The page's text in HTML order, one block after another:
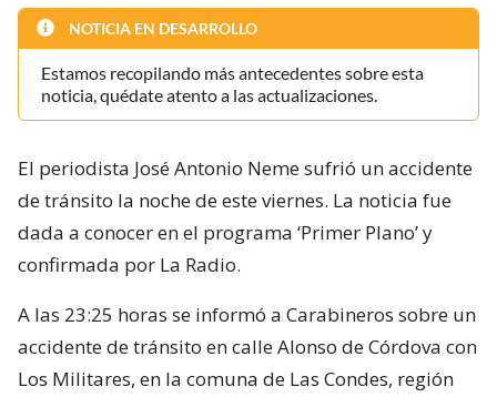
NOTICIA EN DESARROLLO
Estamos recopilando más antecedentes sobre esta
noticia, quédate atento a las actualizaciones.
El periodista José Antonio Neme sufrió un accidente
de tránsito la noche de este viernes. La noticia fue
dada a conocer en el programa ‘Primer Plano’ y
confirmada por La Radio.
A las 23:25 horas se informó a Carabineros sobre un
accidente de tránsito en calle Alonso de Córdova con
Los Militares, en la comuna de Las Condes, región